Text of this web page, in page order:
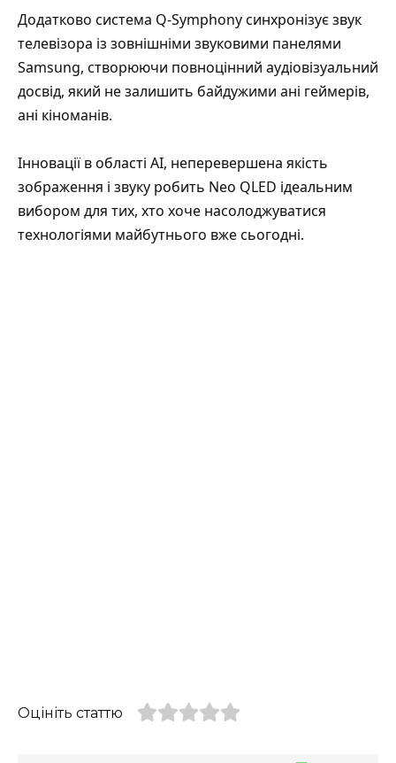
Додатково система Q-Symphony синхронізує звук
телевізора із зовнішніми звуковими панелями
Samsung, створюючи повноцінний аудіовізуальний
досвід, який не залишить байдужими ані геймерів,
ані кіноманів.
Інновації в області AI, неперевершена якість
зображення і звуку робить Neo QLED ідеальним
вибором для тих, хто хоче насолоджуватися
технологіями майбутнього вже сьогодні.
Оцініть статтю